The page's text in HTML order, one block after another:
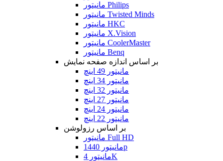
مانیتور Philips
مانیتور Twisted Minds
مانیتور HKC
مانیتور X.Vision
مانیتور CoolerMaster
مانیتور Benq
بر اساس اندازه صفحه نمایش
مانیتور 49 اینچ
مانیتور 34 اینچ
مانیتور 32 اینچ
مانیتور 27 اینچ
مانیتور 24 اینچ
مانیتور 22 اینچ
بر اساس رزولوشن
مانیتور Full HD
مانیتور 1440p
مانیتور 4K